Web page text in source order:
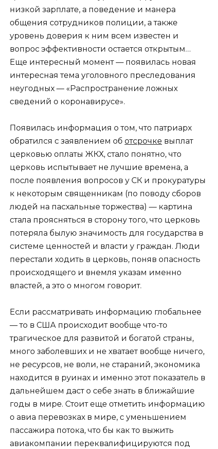
низкой зарплате, а поведение и манера
общения сотрудников полиции, а также
уровень доверия к ним всем известен и
вопрос эффективности остается открытым…
Еще интересный момент — появилась новая
интересная тема уголовного преследования
неугодных — «Распространение ложных
сведений о коронавирусе».
Появилась информация о том, что патриарх
обратился с заявлением об отсрочке выплат
церковью оплаты ЖКХ, стало понятно, что
церковь испытывает не лучшие времена, а
после появления вопросов у СК и прокуратуры
к некоторым священникам (по поводу сборов
людей на пасхальные торжества) — картина
стала проясняться в сторону того, что церковь
потеряла былую значимость для государства в
системе ценностей и власти у граждан. Люди
перестали ходить в церковь, поняв опасность
происходящего и внемля указам именно
властей, а это о многом говорит.
Если рассматривать информацию глобальнее
— то в США происходит вообще что-то
трагическое для развитой и богатой страны,
много заболевших и не хватает вообще ничего,
не ресурсов, не воли, не стараний, экономика
находится в руинах и именно этот показатель в
дальнейшем даст о себе знать в ближайшие
годы в мире. Стоит еще отметить информацию
о авиа перевозках в мире, с уменьшением
пассажира потока, что бы как то выжить
авиакомпании переквалифицируются под